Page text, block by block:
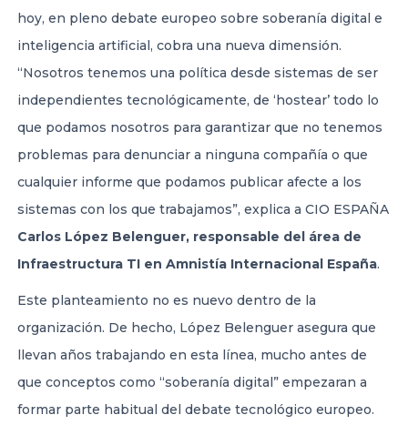
hoy, en pleno debate europeo sobre soberanía digital e
inteligencia artificial, cobra una nueva dimensión.
“Nosotros tenemos una política desde sistemas de ser
independientes tecnológicamente, de ‘hostear’ todo lo
que podamos nosotros para garantizar que no tenemos
problemas para denunciar a ninguna compañía o que
cualquier informe que podamos publicar afecte a los
sistemas con los que trabajamos”, explica a CIO ESPAÑA
Carlos López Belenguer, responsable del área de
Infraestructura TI en Amnistía Internacional España.
Este planteamiento no es nuevo dentro de la
organización. De hecho, López Belenguer asegura que
llevan años trabajando en esta línea, mucho antes de
que conceptos como “soberanía digital” empezaran a
formar parte habitual del debate tecnológico europeo.